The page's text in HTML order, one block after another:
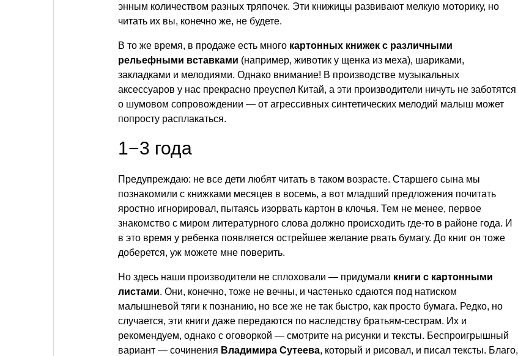
энным количеством разных тряпочек. Эти книжицы развивают мелкую моторику, но
читать их вы, конечно же, не будете.
В то же время, в продаже есть много картонных книжек с различными
рельефными вставками (например, животик у щенка из меха), шариками,
закладками и мелодиями. Однако внимание! В производстве музыкальных
аксессуаров у нас прекрасно преуспел Китай, а эти производители ничуть не заботятся
о шумовом сопровождении — от агрессивных синтетических мелодий малыш может
попросту расплакаться.
1−3 года
Предупреждаю: не все дети любят читать в таком возрасте. Старшего сына мы
познакомили с книжками месяцев в восемь, а вот младший предложения почитать
яростно игнорировал, пытаясь изорвать картон в клочья. Тем не менее, первое
знакомство с миром литературного слова должно происходить где-то в районе года. И
в это время у ребенка появляется острейшее желание рвать бумагу. До книг он тоже
доберется, уж можете мне поверить.
Но здесь наши производители не сплоховали — придумали книги с картонными
листами. Они, конечно, тоже не вечны, и частенько сдаются под натиском
малышневой тяги к познанию, но все же не так быстро, как просто бумага. Редко, но
случается, эти книги даже передаются по наследству братьям-сестрам. Их и
рекомендуем, однако с оговоркой — смотрите на рисунки и тексты. Беспроигрышный
вариант — сочинения Владимира Сутеева, который и рисовал, и писал тексты. Благо,